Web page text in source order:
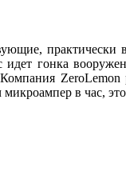
практически
гонка
в час,